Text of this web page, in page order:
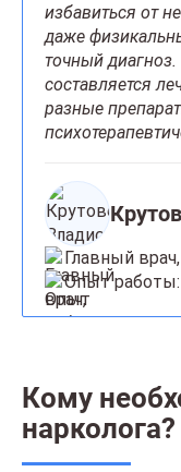
избавиться от
даже
точный
составляется
разные
Главный
Опыт работы:
Кому
нарколога?